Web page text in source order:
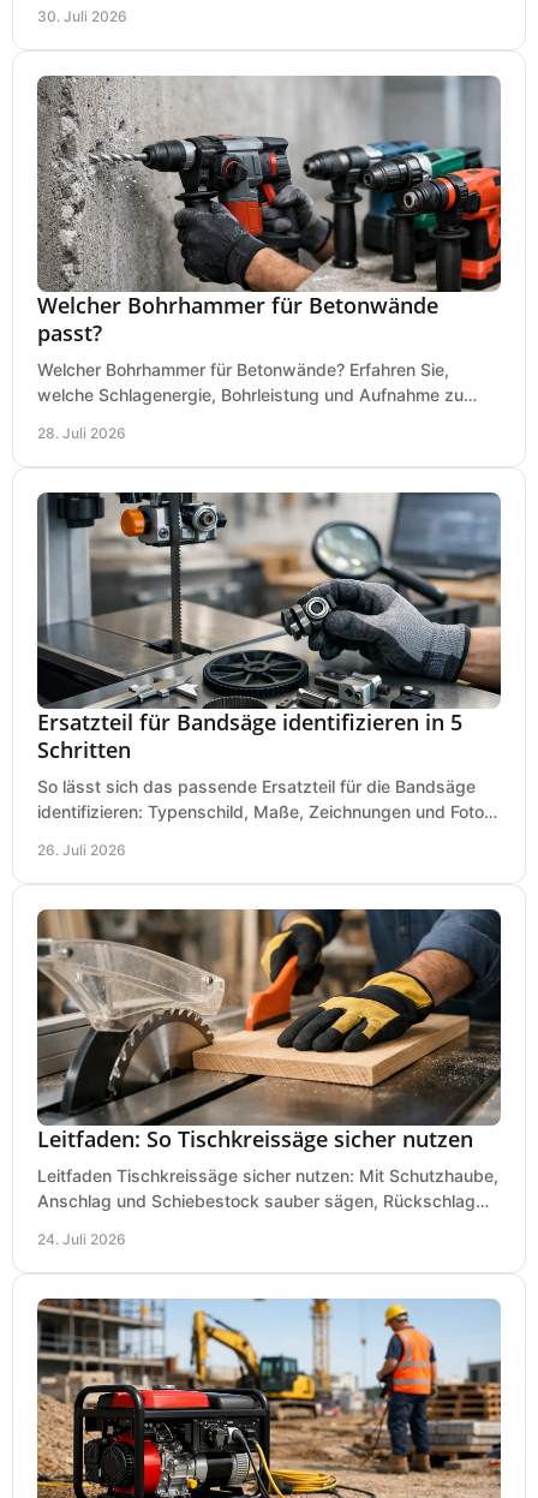
30. Juli 2026
Welcher Bohrhammer für Betonwände
passt?
Welcher Bohrhammer für Betonwände? Erfahren Sie,
welche Schlagenergie, Bohrleistung und Aufnahme zu
28. Juli 2026
Ersatzteil für Bandsäge identifizieren in 5
Schritten
So lässt sich das passende Ersatzteil für die Bandsäge
identifizieren: Typenschild, Maße, Zeichnungen und Fotos
26. Juli 2026
Leitfaden: So Tischkreissäge sicher nutzen
Leitfaden Tischkreissäge sicher nutzen: Mit Schutzhaube,
Anschlag und Schiebestock sauber sägen, Rückschlag
24. Juli 2026